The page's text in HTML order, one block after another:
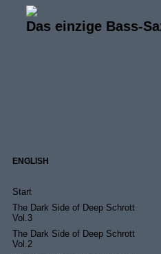
Das einzige Bass-
ENGLISH
Start
The Dark Side of Deep Schrott
Vol.3
The Dark Side of Deep Schrott
Vol.2